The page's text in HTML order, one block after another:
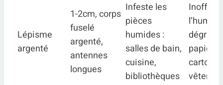
Lépisme
argenté
1-2cm, corps
fuselé
argenté,
antennes
longues
Infeste les
pièces
humides :
salles de bain,
cuisine,
bibliothèques
dégrade
papiers,
cartons